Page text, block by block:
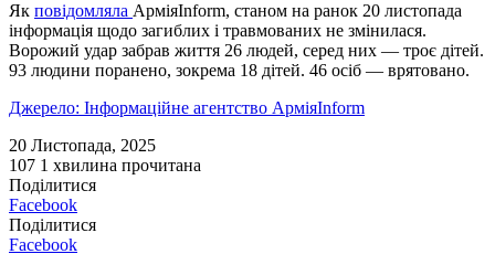
Як повідомляла АрміяInform, станом на ранок 20 листопада
інформація щодо загиблих і травмованих не змінилася.
Ворожий удар забрав життя 26 людей, серед них — троє дітей.
93 людини поранено, зокрема 18 дітей. 46 осіб — врятовано.
Джерело: Інформаційне агентство АрміяInform
20 Листопада, 2025
107 1 хвилина прочитана
Поділитися
Facebook
Поділитися
Facebook